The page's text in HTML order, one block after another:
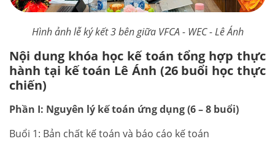
Hình ảnh lễ ký kết 3 bên giữa VFCA - WEC - Lê Ánh
Nội dung khóa học kế toán tổng hợp thực
hành tại kế toán Lê Ánh (26 buổi học thực
chiến)
Phần I: Nguyên lý kế toán ứng dụng (6 – 8 buổi)
Buổi 1: Bản chất kế toán và báo cáo kế toán